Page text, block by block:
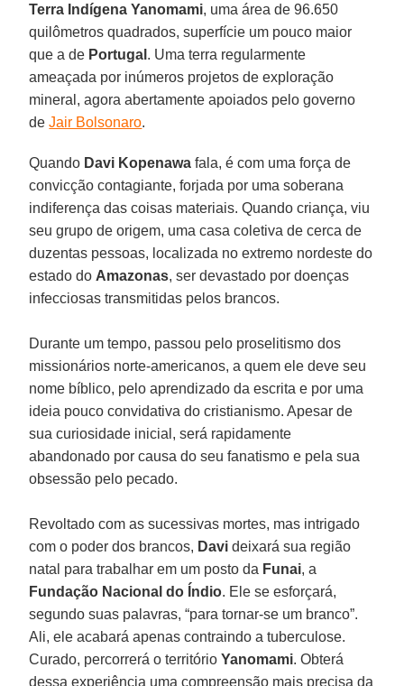
Terra Indígena Yanomami, uma área de 96.650
quilômetros quadrados, superfície um pouco maior
que a de Portugal . Uma terra regularmente
ameaçada por inúmeros projetos de exploração
mineral, agora abertamente apoiados pelo governo
deJair Bolsonaro.
Quando Davi Kopenawa fala, é com uma força de
convicção contagiante, forjada por uma soberana
indiferença das coisas materiais. Quando criança, viu
seu grupo de origem, uma casa coletiva de cerca de
duzentas pessoas, localizada no extremo nordeste do
estado do Amazonas, ser devastado por doenças
infecciosas transmitidas pelos brancos.
Durante um tempo, passou pelo proselitismo dos
missionários norte-americanos, a quem ele deve seu
nome bíblico, pelo aprendizado da escrita e por uma
ideia pouco convidativa do cristianismo. Apesar de
sua curiosidade inicial, será rapidamente
abandonado por causa do seu fanatismo e pela sua
obsessão pelo pecado.
Revoltado com as sucessivas mortes, mas intrigado
com o poder dos brancos, Davi deixará sua região
natal para trabalhar em um posto da Funai, a
Fundação Nacional do Índio. Ele se esforçará,
segundo suas palavras, “para tornar-se um branco”.
Ali, ele acabará apenas contraindo a tuberculose.
Curado, percorrerá o territórioYanomami. Obterá
dessa experiência uma compreensão mais precisa da